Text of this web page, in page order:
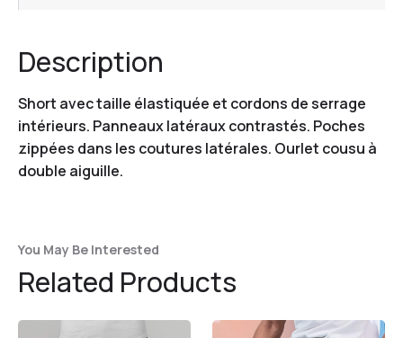
Description
Short avec taille élastiquée et cordons de serrage
intérieurs. Panneaux latéraux contrastés. Poches
zippées dans les coutures latérales. Ourlet cousu à
double aiguille.
You May Be Interested
Related Products